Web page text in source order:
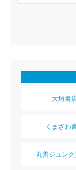
大垣書
くまざわ
丸善ジュン